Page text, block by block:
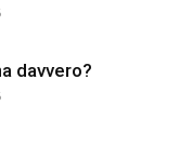
davvero?